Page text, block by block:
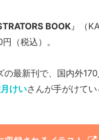
BOOK 』（
（税込）。
最新刊で、国内外
けいさんが手がけて